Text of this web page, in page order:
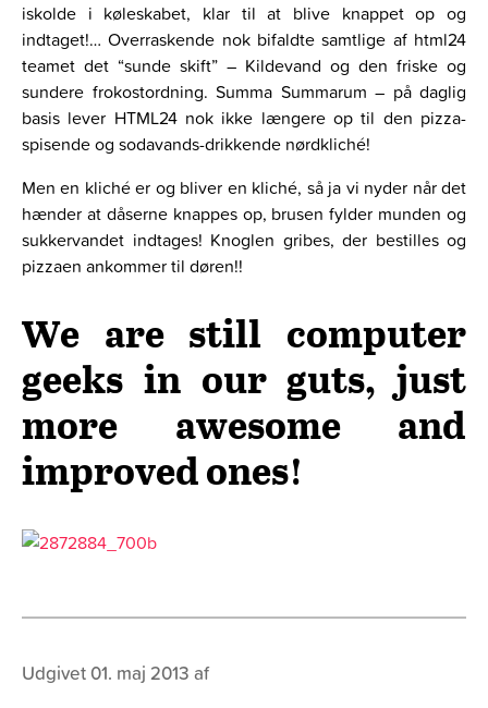
iskolde i køleskabet, klar til at blive knappet op og
indtaget!… Overraskende nok bifaldte samtlige af html24
teamet det “sunde skift” – Kildevand og den friske og
sundere frokostordning. Summa Summarum – på daglig
basis lever HTML24 nok ikke længere op til den pizza-
spisende og sodavands-drikkende nørdkliché!
Men en kliché er og bliver en kliché, så ja vi nyder når det
hænder at dåserne knappes op, brusen fylder munden og
sukkervandet indtages! Knoglen gribes, der bestilles og
pizzaen ankommer til døren!!
We are still computer
geeks in our guts, just
more awesome and
improved ones!
Udgivet 01. maj 2013 af